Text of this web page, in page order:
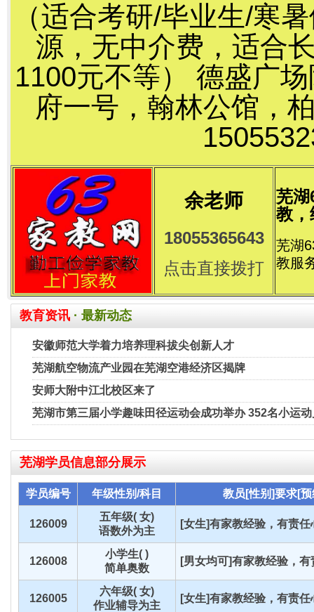
（适合考研/毕业生/寒
源，无中介费，适合
1100元不等） 德盛广
府一号，翰林公馆，
余老师
18055365643
点击直接拨打
芜湖
教，
芜湖
教服
教育资讯 · 最新动态
安徽师范大学着力培养理科拔尖创新人才
芜湖航空物流产业园在芜湖空港经济区揭牌
安师大附中江北校区来了
芜湖市第三届小学趣味田径运动会成功举办 352名小运
芜湖学员信息部分展示
学员编号 年级性别/科目 教员[性别]要求[
126009
五年级( 女)
语数外为主
[女生]有家教经验，有责任
126008
小学生( )
简单奥数
[男女均可]有家教经验，
126005
六年级( 女)
作业辅导为主
[女生]有家教经验，有责任